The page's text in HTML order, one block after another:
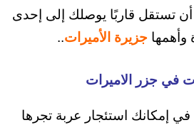
يوصلك إلى إحدى
الأميرات ..
الاميرات
استئجار عربة تجرها